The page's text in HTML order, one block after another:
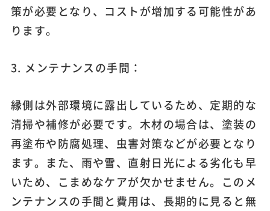
策が必要となり、コストが増加する可能性があ
ります。
3. メンテナンスの手間：
縁側は外部環境に露出しているため、定期的な
清掃や補修が必要です。木材の場合は、塗装の
再塗布や防腐処理、虫害対策などが必要となり
ます。また、雨や雪、直射日光による劣化も早
いため、こまめなケアが欠かせません。このメ
ンテナンスの手間と費用は、長期的に見ると無